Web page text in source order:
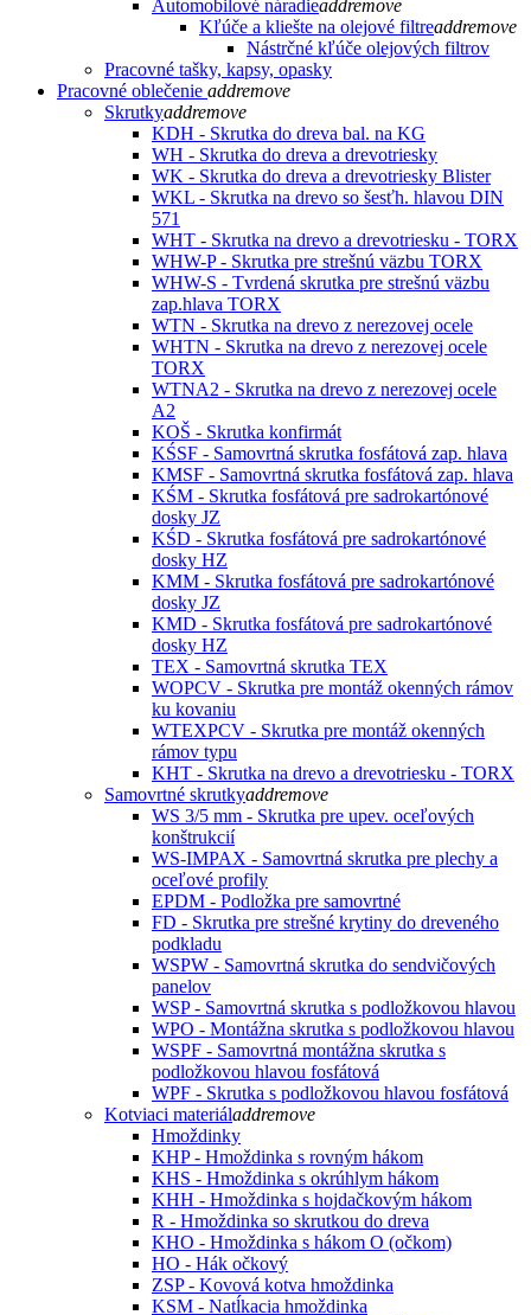
Automobilové náradieaddremove
Kľúče a kliešte na olejové filtreaddremove
Nástrčné kľúče olejových filtrov
Pracovné tašky, kapsy, opasky
Pracovné oblečenie addremove
Skrutkyaddremove
KDH - Skrutka do dreva bal. na KG
WH - Skrutka do dreva a drevotriesky
WK - Skrutka do dreva a drevotriesky Blister
WKL - Skrutka na drevo so šesťh. hlavou DIN
571
WHT - Skrutka na drevo a drevotriesku - TORX
WHW-P - Skrutka pre strešnú väzbu TORX
WHW-S - Tvrdená skrutka pre strešnú väzbu
zap.hlava TORX
WTN - Skrutka na drevo z nerezovej ocele
WHTN - Skrutka na drevo z nerezovej ocele
TORX
WTNA2 - Skrutka na drevo z nerezovej ocele
A2
KOŠ - Skrutka konfirmát
KŚSF - Samovrtná skrutka fosfátová zap. hlava
KMSF - Samovrtná skrutka fosfátová zap. hlava
KŚM - Skrutka fosfátová pre sadrokartónové
dosky JZ
KŚD - Skrutka fosfátová pre sadrokartónové
dosky HZ
KMM - Skrutka fosfátová pre sadrokartónové
dosky JZ
KMD - Skrutka fosfátová pre sadrokartónové
dosky HZ
TEX - Samovrtná skrutka TEX
WOPCV - Skrutka pre montáž okenných rámov
ku kovaniu
WTEXPCV - Skrutka pre montáž okenných
rámov typu
KHT - Skrutka na drevo a drevotriesku - TORX
Samovrtné skrutkyaddremove
WS 3/5 mm - Skrutka pre upev. oceľových
konštrukcií
WS-IMPAX - Samovrtná skrutka pre plechy a
oceľové profily
EPDM - Podložka pre samovrtné
FD - Skrutka pre strešné krytiny do dreveného
podkladu
WSPW - Samovrtná skrutka do sendvičových
panelov
WSP - Samovrtná skrutka s podložkovou hlavou
WPO - Montážna skrutka s podložkovou hlavou
WSPF - Samovrtná montážna skrutka s
podložkovou hlavou fosfátová
WPF - Skrutka s podložkovou hlavou fosfátová
Kotviaci materiáladdremove
Hmoždinky
KHP - Hmoždinka s rovným hákom
KHS - Hmoždinka s okrúhlym hákom
KHH - Hmoždinka s hojdačkovým hákom
R - Hmoždinka so skrutkou do dreva
KHO - Hmoždinka s hákom O (očkom)
HO - Hák očkový
ZSP - Kovová kotva hmoždinka
KSM - Natĺkacia hmoždinka